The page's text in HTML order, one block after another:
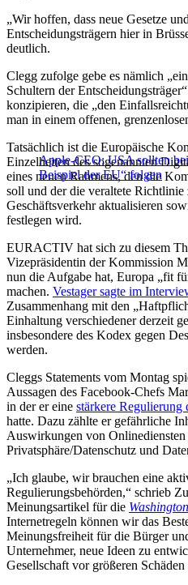
„Wir hoffen, dass neue Gesetze
Entscheidungsträgern hier in
deutlich.
Clegg zufolge gebe es nämlich
Schultern der
konzipieren, die „den
man in einem offenen,
Apple-CEO: USA sollten
Beispiel der EU“ folgen
Tatsächlich ist die Europäische
Einzelheiten des sogenannten
eines neuen Rahmens, den die
soll und der die veraltete Richtlinie
Geschäftsverkehr aktualisieren
festlegen wird.
EURACTIV hat sich zu diesem
Vizepräsidentin der Kommission
nun die Aufgabe hat, Europa „fit
machen. Vestager sagte im
Zusammenhang mit den
Einhaltung verschiedener derzeit
insbesondere des Kodex gegen
werden.
Cleggs Statements vom Montag
Aussagen des Facebook-Chefs
in der er eine stärkere Regulierung
hatte. Dazu zählte er gefährliche
Auswirkungen von Onlinediensten
Privatsphäre/Datenschutz und
„Ich glaube, wir brauchen eine
Regulierungsbehörden,“ schrieb
Meinungsartikel für die
Internetregeln können wir das
Meinungsfreiheit für die Bürger
Unternehmer, neue Ideen zu
Gesellschaft vor größeren Schäden